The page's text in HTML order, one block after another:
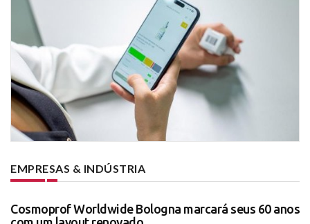
EMPRESAS & INDÚSTRIA
Cosmoprof Worldwide Bologna marcará seus 60 anos